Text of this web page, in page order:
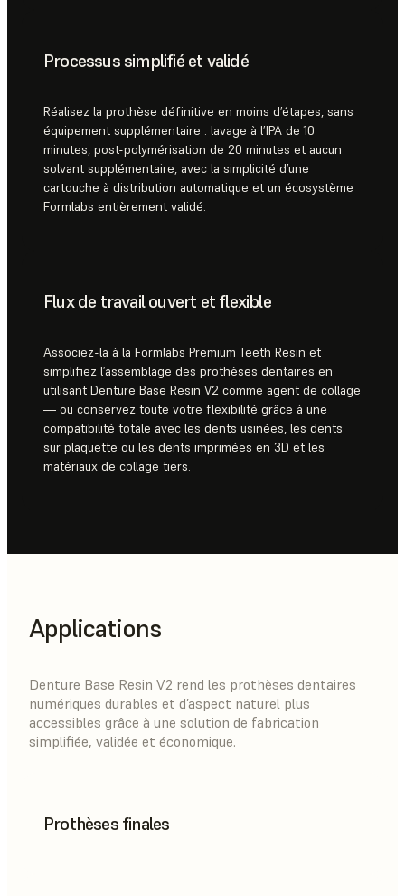
Processus simplifié et validé
Réalisez la prothèse définitive en moins d’étapes, sans
équipement supplémentaire : lavage à l’IPA de 10
minutes, post-polymérisation de 20 minutes et aucun
solvant supplémentaire, avec la simplicité d’une
cartouche à distribution automatique et un écosystème
Formlabs entièrement validé.
Flux de travail ouvert et flexible
Associez-la à la Formlabs Premium Teeth Resin et
simplifiez l’assemblage des prothèses dentaires en
utilisant Denture Base Resin V2 comme agent de collage
— ou conservez toute votre flexibilité grâce à une
compatibilité totale avec les dents usinées, les dents
sur plaquette ou les dents imprimées en 3D et les
matériaux de collage tiers.
Applications
Denture Base Resin V2 rend les prothèses dentaires
numériques durables et d’aspect naturel plus
accessibles grâce à une solution de fabrication
simplifiée, validée et économique.
Prothèses finales